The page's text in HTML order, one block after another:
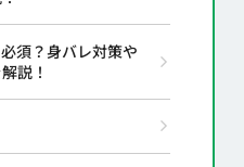
須？身バレ対策や
説！